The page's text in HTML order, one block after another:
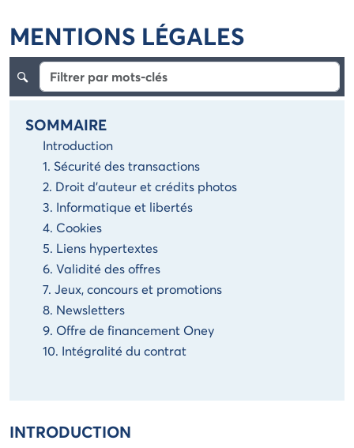
MENTIONS LÉGALES
SOMMAIRE
Introduction
1. Sécurité des transactions
2. Droit d'auteur et crédits photos
3. Informatique et libertés
4. Cookies
5. Liens hypertextes
6. Validité des offres
7. Jeux, concours et promotions
8. Newsletters
9. Offre de financement Oney
10. Intégralité du contrat
INTRODUCTION